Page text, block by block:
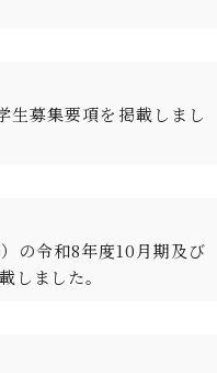
生募集要項を掲載しまし
の令和8年度10月期及び
しました。